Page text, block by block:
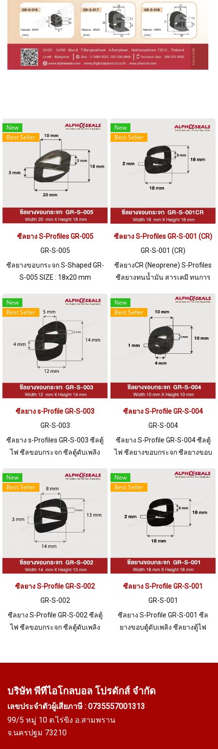
New
Best Seller
ซีลยาง S-Profiles GR-005
GR-S-005
ซีลยางขอบกระจก S-Shaped GR-
S-005 SIZE : 18x20 mm
RUBBER ทนความร้อนสูง ทน
สภาพแวดล้อมดีเยี่ยม
New
Best Seller
ซีลยาง S-Profiles GR-S-001 (CR)
GR-S-001 (CR)
ซีลยางCR (Neoprene) S-Profiles
ซีลยางทนน้ำมัน สารเคมี ทนการ
New
Best Seller
ซีลยาง s-Profile GR-S-003
GR-S-003
ซีลยาง s-Profiles GR-S-003 ซีลตู้
ไฟ ซีลขอบกระจก ซีลตู้ดับเพลิง
8253 9956 LINE @ptiglobal
New
Best Seller
ซีลยาง S-Profile GR-S-004
GR-S-004
ซีลยาง S-Profile GR-S-004 ซีลตู้
ไฟ ซีลยางขอบกระจก ซีลยางขอบ
2489 5525 / 09 8253 9956
New
Best Seller
ซีลยาง S-Profile GR-S-002
GR-S-002
ซีลยาง S-Profile GR-S-002 ซีลตู้
ไฟ ซีลขอบกระจก ซีลตู้ดับเพลิง
New
Best Seller
ซีลยาง S-Profile GR-S-001
GR-S-001
ซีลยาง S-Profile GR-S-001 ซีล
ยางขอบตู้ดับเพลิง ซีลยางตู้ไฟ
บริษัท พีทีไอโกลบอล โปรดักส์ จำกัด
เลขประจำตัวผู้เสียภาษี : 0735557001313
99/5 หมู่ 10 ต.ไร่ขิง อ.สามพราน
จ.นครปฐม 73210